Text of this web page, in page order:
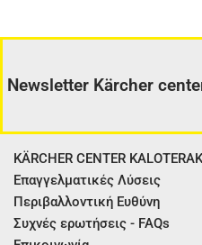
Newsletter Kärcher
KÄRCHER CENTER
Επαγγελματικές Λύσεις
Περιβαλλοντική Ευθύνη
Συχνές ερωτήσεις - FAQs